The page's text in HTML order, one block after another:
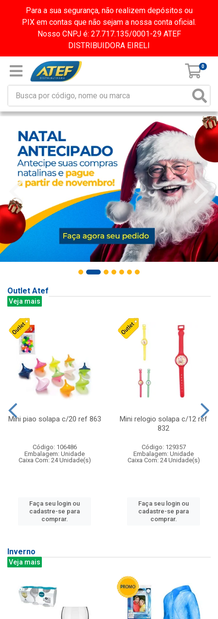
Para a sua segurança, não realizem depósitos ou
PIX em contas que não sejam a nossa conta oficial.
Nosso CNPJ é: 27.717.135/0001-29 ATEF
DISTRIBUIDORA EIRELI
0
Outlet Atef
Veja mais
Mini piao solapa c/20 ref 863
Código: 106486
Embalagem: Unidade
Caixa Com: 24 Unidade(s)
Faça seu login ou
cadastre-se para
comprar.
Mini relogio solapa c/12 ref
832
Código: 129357
Embalagem: Unidade
Caixa Com: 24 Unidade(s)
Faça seu login ou
cadastre-se para
comprar.
Inverno
Veja mais